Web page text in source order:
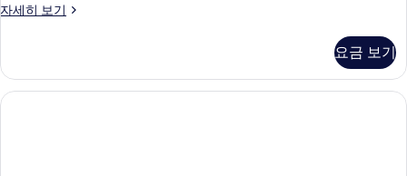
(Free
Lounge)
사
자세히 보기
주
위
트,
금
요금 보기